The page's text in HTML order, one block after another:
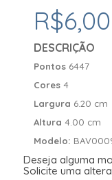
R$6,00
DESCRIÇÃO
Pontos 6447
Cores4
Largura 6.20 cm
Altura4.00 cm
Modelo:
Deseja alguma
Solicite uma